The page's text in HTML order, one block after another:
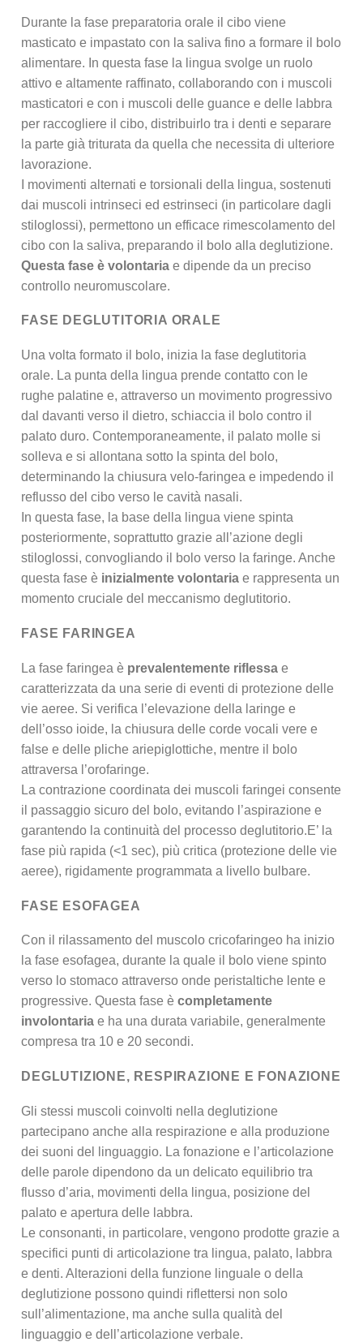
Durante la fase preparatoria orale il cibo viene
masticato e impastato con la saliva fino a formare il bolo
alimentare. In questa fase la lingua svolge un ruolo
attivo e altamente raffinato, collaborando con i muscoli
masticatori e con i muscoli delle guance e delle labbra
per raccogliere il cibo, distribuirlo tra i denti e separare
la parte già triturata da quella che necessita di ulteriore
lavorazione.
I movimenti alternati e torsionali della lingua, sostenuti
dai muscoli intrinseci ed estrinseci (in particolare dagli
stiloglossi), permettono un efficace rimescolamento del
cibo con la saliva, preparando il bolo alla deglutizione.
Questa fase è volontaria e dipende da un preciso
controllo neuromuscolare.
FASE DEGLUTITORIA ORALE
Una volta formato il bolo, inizia la fase deglutitoria
orale. La punta della lingua prende contatto con le
rughe palatine e, attraverso un movimento progressivo
dal davanti verso il dietro, schiaccia il bolo contro il
palato duro. Contemporaneamente, il palato molle si
solleva e si allontana sotto la spinta del bolo,
determinando la chiusura velo-faringea e impedendo il
reflusso del cibo verso le cavità nasali.
In questa fase, la base della lingua viene spinta
posteriormente, soprattutto grazie all’azione degli
stiloglossi, convogliando il bolo verso la faringe. Anche
questa fase è inizialmente volontaria e rappresenta un
momento cruciale del meccanismo deglutitorio.
FASE FARINGEA
La fase faringea è prevalentemente riflessa e
caratterizzata da una serie di eventi di protezione delle
vie aeree. Si verifica l’elevazione della laringe e
dell’osso ioide, la chiusura delle corde vocali vere e
false e delle pliche ariepiglottiche, mentre il bolo
attraversa l’orofaringe.
La contrazione coordinata dei muscoli faringei consente
il passaggio sicuro del bolo, evitando l’aspirazione e
garantendo la continuità del processo deglutitorio.E’ la
fase più rapida (<1 sec), più critica (protezione delle vie
aeree), rigidamente programmata a livello bulbare.
FASE ESOFAGEA
Con il rilassamento del muscolo cricofaringeo ha inizio
la fase esofagea, durante la quale il bolo viene spinto
verso lo stomaco attraverso onde peristaltiche lente e
progressive. Questa fase ècompletamente
involontaria e ha una durata variabile, generalmente
compresa tra 10 e 20 secondi.
DEGLUTIZIONE, RESPIRAZIONE E FONAZIONE
Gli stessi muscoli coinvolti nella deglutizione
partecipano anche alla respirazione e alla produzione
dei suoni del linguaggio. La fonazione e l’articolazione
delle parole dipendono da un delicato equilibrio tra
flusso d’aria, movimenti della lingua, posizione del
palato e apertura delle labbra.
Le consonanti, in particolare, vengono prodotte grazie a
specifici punti di articolazione tra lingua, palato, labbra
e denti. Alterazioni della funzione linguale o della
deglutizione possono quindi riflettersi non solo
sull’alimentazione, ma anche sulla qualità del
linguaggio e dell’articolazione verbale.